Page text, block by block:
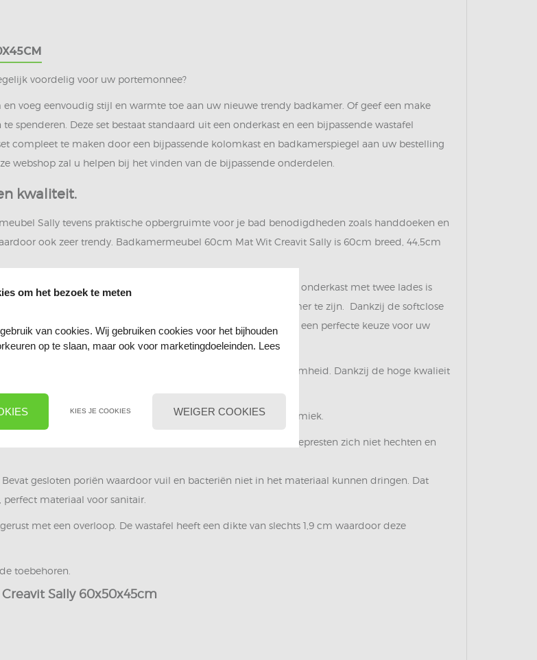
voordelig voor uw portemonnee?
voeg eenvoudig stijl en warmte toe aan uw nieuwe trendy badkamer. Of geef een make
spenderen. Deze set bestaat standaard uit een onderkast en een bijpassende wastafel
compleet te maken door een bijpassende kolomkast en badkamerspiegel aan uw bestelling
webshop zal u helpen bij het vinden van de bijpassende onderdelen.
kwaliteit.
Sally tevens praktische opbergruimte voor je bad benodigdheden zoals handdoeken en
ook zeer trendy. Badkamermeubel 60cm Mat Wit Creavit Sally is 60cm breed, 44,5cm
en kent een bijzondere afwerking in de kleur Mat wit. De onderkast met twee lades is
een waardevolle toevoeging voor uw badkamer te zijn. Dankzij de softclose
is het Badkamermeubel Mat Wit Creavit Sally 60x50x45cm is een perfecte keuze voor uw
kenmerken zich al jaren door hoge kwaliteit en duurzaamheid. Dankzij de hoge kwalieit
hoogglans witte kleur, rechthoekig en is gemaakt van keramiek.
Keramiek heeft gesloten poriën. Hierdoor kan de vuil en zeepresten zich niet hechten en
gesloten poriën waardoor vuil en bacteriën niet in het materiaal kunnen dringen. Dat
materiaal voor sanitair.
met een overloop. De wastafel heeft een dikte van slechts 1,9 cm waardoor deze
toebehoren.
Sally 60x50x45cm
om het bezoek te meten
van cookies. Wij gebruiken cookies voor het bijhouden
op te slaan, maar ook voor marketingdoeleinden. Lees
KIES JE COOKIES WEIGER COOKIES